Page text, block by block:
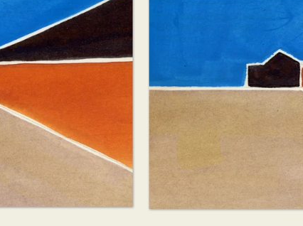
Andelsodling 2026
Hispania Sacra – konst av Carmenchu Alemán
Befrielsen
Tidningsomslag
Finite